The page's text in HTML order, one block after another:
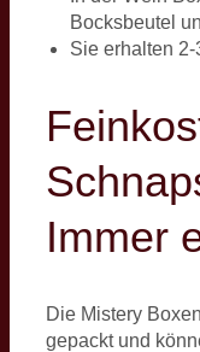
Bocksbeutel
Sie erhalten
Immer
Die Mistery
gepackt und